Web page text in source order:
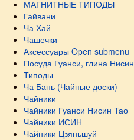
МАГНИТНЫЕ ТИПОДЫ
Гайвани
Ча Хай
Чашечки
Аксессуары Open submenu
Посуда Гуанси, глина
Типоды
Ча Бань (Чайные доски)
Чайники
Чайники Гуанси Нисин Тао
Чайники ИСИН
Чайники Цзяньшуй